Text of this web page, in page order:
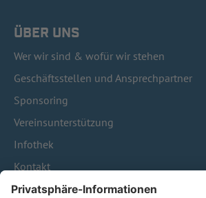
ÜBER UNS
Wer wir sind & wofür wir stehen
Geschäftsstellen und Ansprechpartner
Sponsoring
Vereinsunterstützung
Infothek
Kontakt